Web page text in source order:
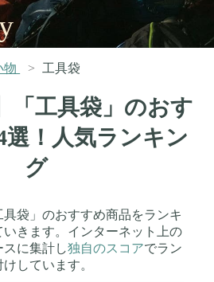
物 工具袋
「工具袋」のおす
選！人気ランキン
グ
袋」のおすすめ商品をランキ
いきます。インターネット上の
に集計し独自のスコアでラン
けしています。